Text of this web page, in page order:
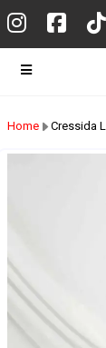
Home Cressida